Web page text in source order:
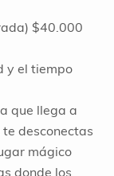
$40.000
y el tiempo
que llega a
desconectas
mágico
donde los